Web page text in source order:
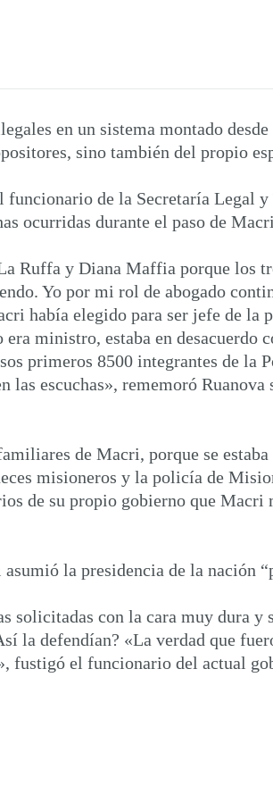
en un sistema montado
sino también del propio
de la Secretaría Legal
ocurridas durante el paso de
Ruffa y Diana Maffia porque los
Yo por mi rol de abogado
había elegido para ser jefe de
ministro, estaba en
primeros 8500 integrantes de
las escuchas», rememoró
de Macri, porque se
misioneros y la policía de
de su propio gobierno que Macri
la presidencia de la nación
solicitadas con la cara muy dura
la defendían? «La verdad que
fustigó el funcionario del actual